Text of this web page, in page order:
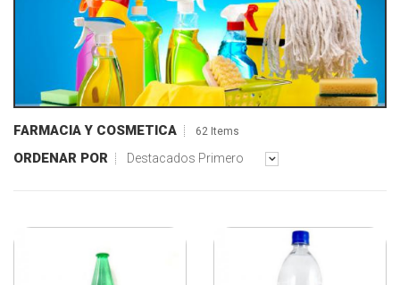
FARMACIA Y COSMETICA 62 Items
ORDENAR POR Destacados Primero